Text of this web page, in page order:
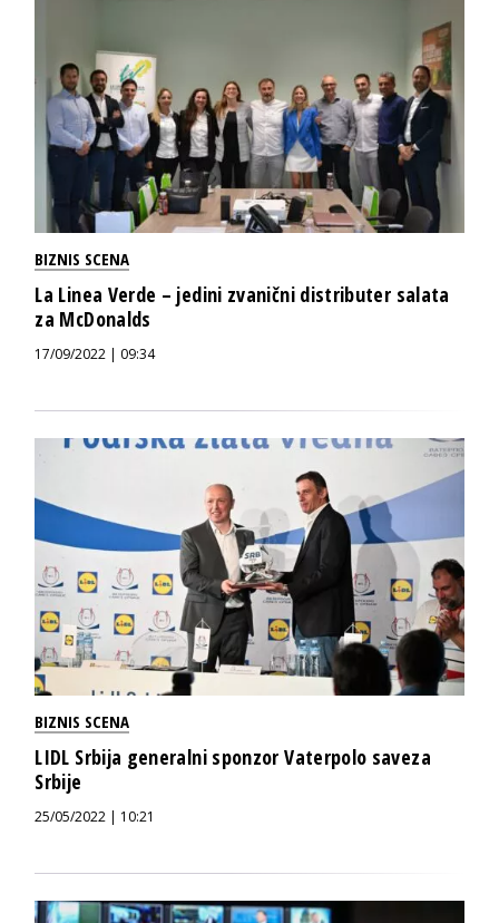
BIZNIS SCENA
La Linea Verde – jedini zvanični distributer salata
za McDonalds
17/09/2022 | 09:34
BIZNIS SCENA
LIDL Srbija generalni sponzor Vaterpolo saveza
Srbije
25/05/2022 | 10:21